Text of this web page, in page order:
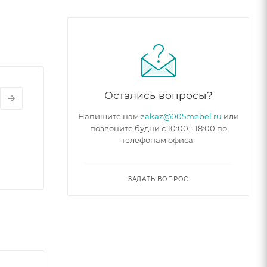
Остались вопросы?
Напишите нам zakaz@005mebel.ru или
позвоните будни с 10:00 - 18:00 по
телефонам офиса.
ЗАДАТЬ ВОПРОС